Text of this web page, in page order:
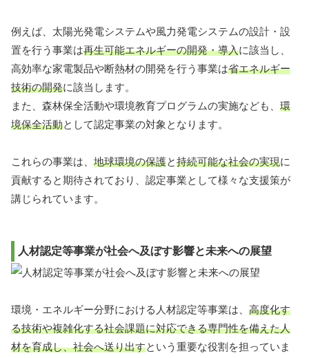
例えば、太陽光発電システムや風力発電システムの設計・設
置を行う事業は再生可能エネルギーの開発・導入に該当し、
高効率な家電製品や断熱材の開発を行う事業は省エネルギー
技術の開発に該当します。
また、森林保全活動や環境教育プログラムの実施なども、 環
境保全活動として認定事業の対象となります。
これらの事業は、 地球環境の保護と持続可能な社会の実現に
貢献すると期待されており、認定事業として様々な支援策が
講じられています。
人材認定等事業が社会へ及ぼす影響と未来への展望
環境・エネルギー分野における人材認定等事業は、 高度化す
る技術や複雑化する社会課題に対応できる専門性を備えた人
材を育成し、社会へ送り出すという重要な役割を担っていま